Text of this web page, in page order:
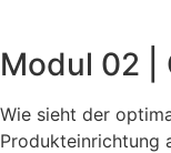
Modul 02 |
Wie sieht der
Produkteinrichtung